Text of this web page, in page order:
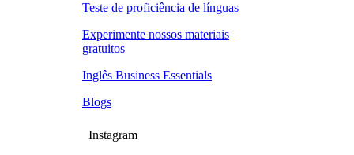
Teste de proficiência de línguas
Experimente nossos materiais
gratuitos
Inglês Business Essentials
Blogs
Instagram